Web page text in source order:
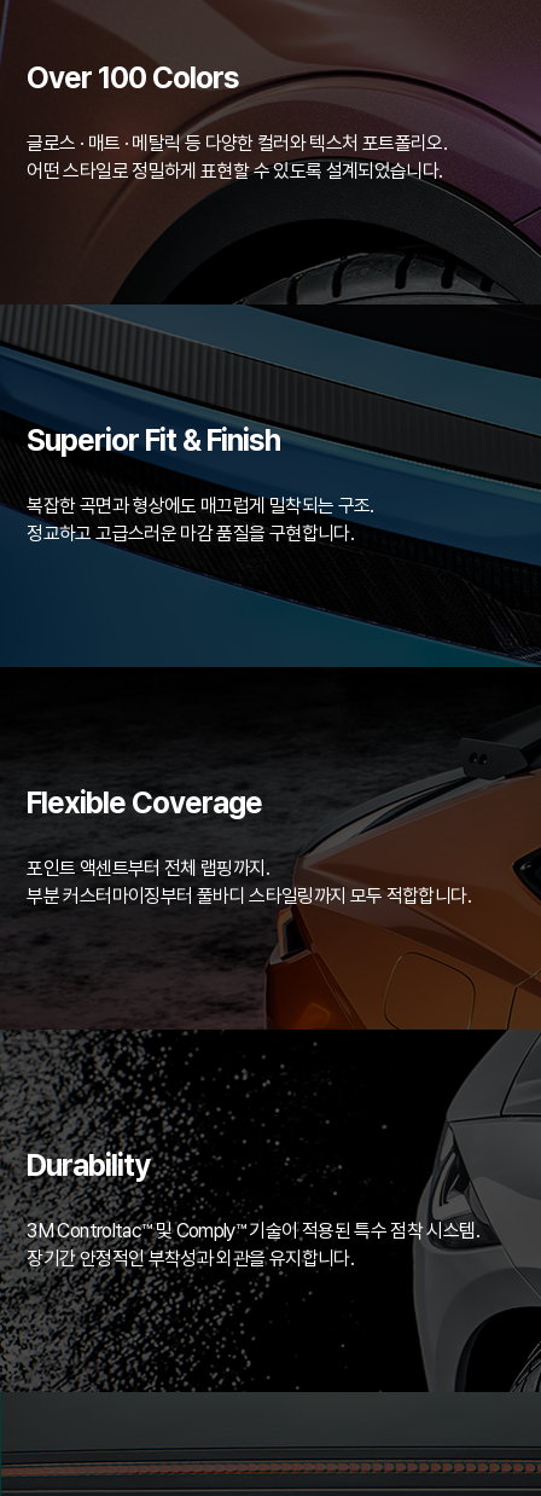
Over 100 Colors
글로스 · 매트 · 메탈릭 등 다양한 컬러와 텍스처 포트폴리오.
어떤 스타일로 정밀하게 표현할 수 있도록 설계되었습니다.
Superior Fit & Finish
복잡한 곡면과 형상에도 매끄럽게 밀착되는 구조.
정교하고 고급스러운 마감 품질을 구현합니다.
Flexible Coverage
포인트 액센트부터 전체 랩핑까지.
부분 커스터마이징부터 풀바디 스타일링까지 모두 적합합니다.
Durability
3M Controltac™ 및 Comply™ 기술이 적용된 특수 점착 시스템.
장기간 안정적인 부착성과 외관을 유지합니다.